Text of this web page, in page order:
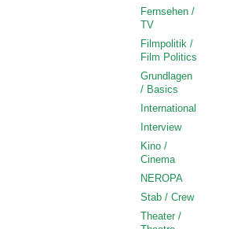
Fernsehen /
TV
Filmpolitik /
Film Politics
Grundlagen
/ Basics
International
Interview
Kino /
Cinema
NEROPA
Stab / Crew
Theater /